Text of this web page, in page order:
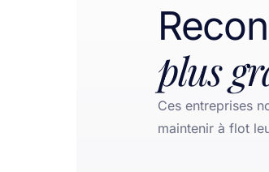
plus
Ces entreprises
maintenir à flot